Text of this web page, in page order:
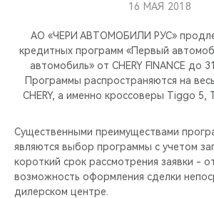
КРОССОВЕРЫ
СЕДАНЫ
НОВИНКИ
КРЕДИТ И СТРАХОВАНИЕ
ЗАПЧАСТИ И АКСЕССУАРЫ
ПОДДЕРЖКА
О БРЕНДЕ
CHERY В СОЦСЕТЯХ
БЛАГОТВОРИТЕЛЬНОСТЬ
CHERY REMOTE
КРЕДИТ
МЫ В СОЦСЕТЯХ
16 МАЯ 2018
АО «ЧЕРИ АВТОМОБИЛИ РУС»
кредитных программ «Первый
автомобиль» от CHERY FINANCE до
Программы распространяются на
CHERY, а именно кроссоверы Tiggo 5,
Существенными преимуществами
являются выбор программы с учетом
короткий срок рассмотрения заявки -
возможность оформления сделки
дилерском центре.